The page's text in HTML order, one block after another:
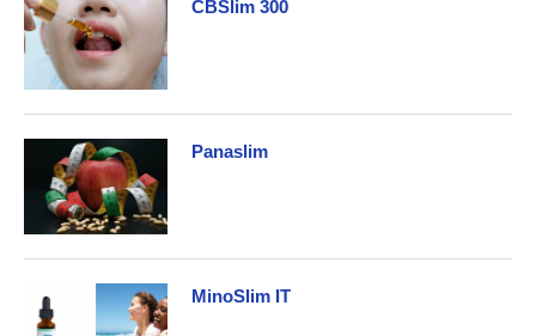
CBSlim 300
Panaslim
MinoSlim IT